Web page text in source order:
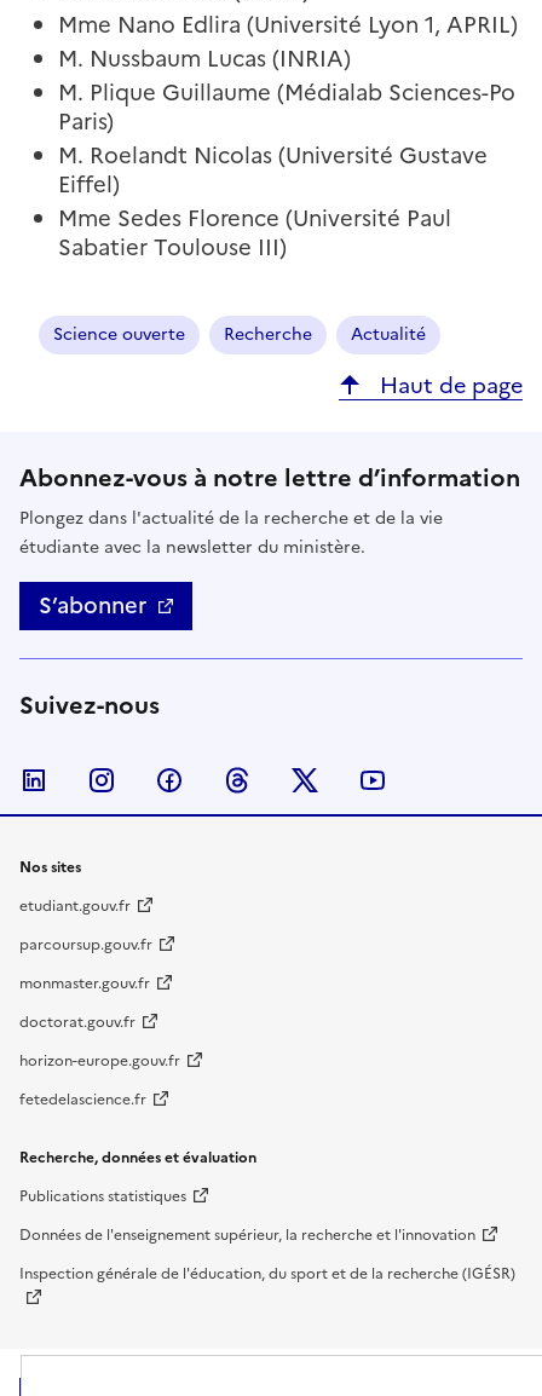
Mme Nano Edlira (Université Lyon 1, APRIL)
M. Nussbaum Lucas (INRIA)
M. Plique Guillaume (Médialab Sciences-Po
Paris)
M. Roelandt Nicolas (Université Gustave
Eiffel)
Mme Sedes Florence (Université Paul
Sabatier Toulouse III)
Science ouverte Recherche Actualité
Haut de page
Abonnez-vous à notre lettre d’information
Plongez dans l'actualité de la recherche et de la vie
étudiante avec la newsletter du ministère.
S’abonner
Suivez-nous
Nous suivre sur LinkedIn
Nous suivre sur Instagram
Nous suivre sur Facebook
Nous suivre sur Threads
Nous suivre sur Twitter
Nos sites
etudiant.gouv.fr
parcoursup.gouv.fr
monmaster.gouv.fr
doctorat.gouv.fr
horizon-europe.gouv.fr
fetedelascience.fr
Recherche, données et évaluation
Publications statistiques
Données de l'enseignement supérieur, la recherche et l'innovation
Inspection générale de l'éducation, du sport et de la recherche (IGÉSR)